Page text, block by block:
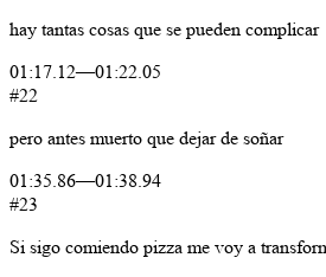
hay tantas cosas que se pueden complicar
01:17.12—01:22.05
#22
pero antes muerto que dejar de soñar
01:35.86—01:38.94
#23
Si sigo comiendo pizza me voy a